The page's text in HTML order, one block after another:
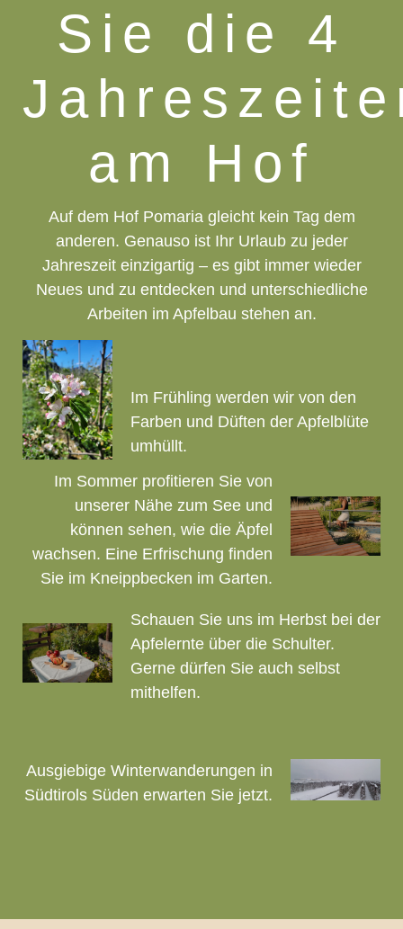
Sie die 4
am Hof
Auf dem Hof Pomaria gleicht kein Tag dem
anderen. Genauso ist Ihr Urlaub zu jeder
Jahreszeit einzigartig – es gibt immer wieder
Neues und zu entdecken und unterschiedliche
Arbeiten im Apfelbau stehen an.
Im Frühling werden wir von den
Farben und Düften der Apfelblüte
umhüllt.
Im Sommer profitieren Sie von
unserer Nähe zum See und
können sehen, wie die Äpfel
wachsen. Eine Erfrischung finden
Sie im Kneippbecken im Garten.
Schauen Sie uns im Herbst bei der
Apfelernte über die Schulter.
Gerne dürfen Sie auch selbst
mithelfen.
Ausgiebige Winterwanderungen in
Südtirols Süden erwarten Sie jetzt.